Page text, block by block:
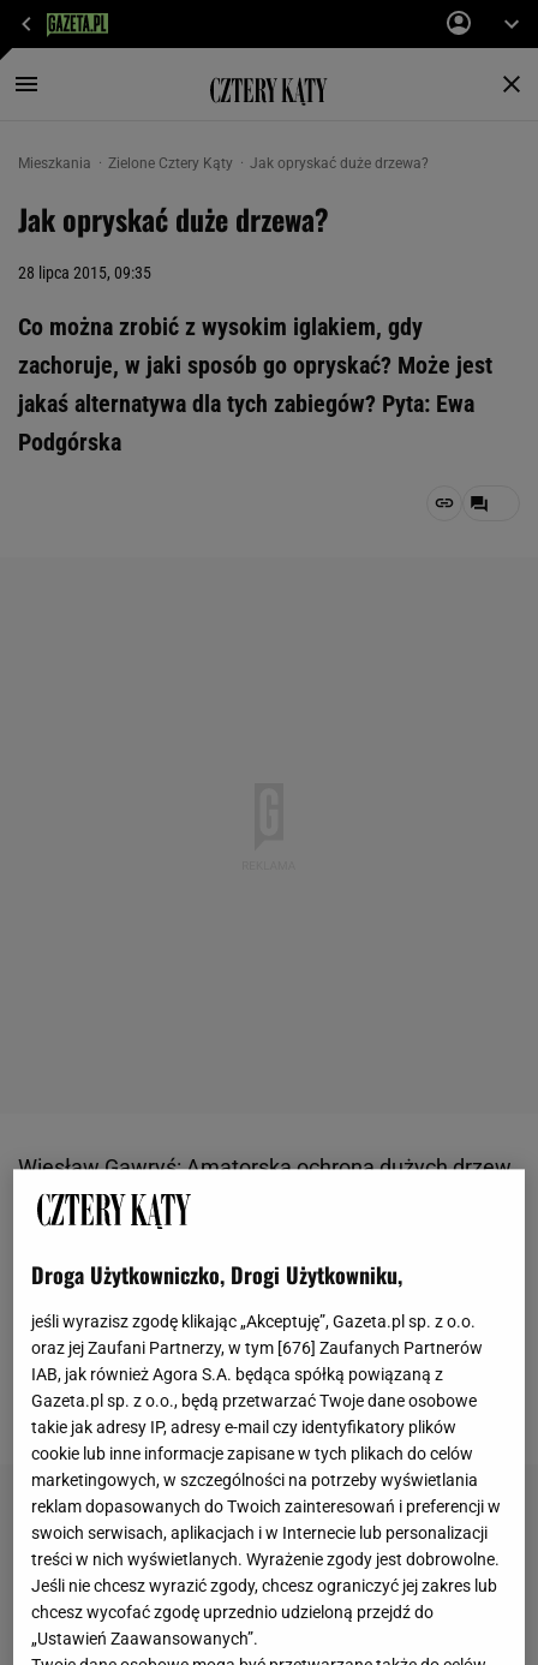
Mieszkania Zielone Cztery Kąty Jak opryskać duże drzewa?
Jak opryskać duże drzewa?
28 lipca 2015, 09:35
Co można zrobić z wysokim iglakiem, gdy
zachoruje, w jaki sposób go opryskać? Może jest
jakaś alternatywa dla tych zabiegów? Pyta: Ewa
Podgórska
Wiesław Gawryś: Amatorska ochrona dużych drzew
i krzewów jest zawsze trudnym problemem.
Oczywiście dokonanie oprysku można powierzyć
specjalistycznej ekipie z wysięgnikiem
mogła dojechać w pobliże drzew, co nie zawsze jest
możliwe. Poza tym takie rozwiązanie wiąże się z
większymi kosztami.
Droga Użytkowniczko, Drogi Użytkowniku,
jeśli wyrazisz zgodę klikając „Akceptuję”, Gazeta.pl sp. z o.o.
oraz jej Zaufani Partnerzy, w tym [676] Zaufanych Partnerów
IAB, jak również Agora S.A. będąca spółką powiązaną z
Gazeta.pl sp. z o.o., będą przetwarzać Twoje dane osobowe
takie jak adresy IP, adresy e-mail czy identyfikatory plików
cookie lub inne informacje zapisane w tych plikach do celów
marketingowych, w szczególności na potrzeby wyświetlania
reklam dopasowanych do Twoich zainteresowań i preferencji w
swoich serwisach, aplikacjach i w Internecie lub personalizacji
treści w nich wyświetlanych. Wyrażenie zgody jest dobrowolne.
Jeśli nie chcesz wyrazić zgody, chcesz ograniczyć jej zakres lub
chcesz wycofać zgodę uprzednio udzieloną przejdź do
„Ustawień Zaawansowanych”.